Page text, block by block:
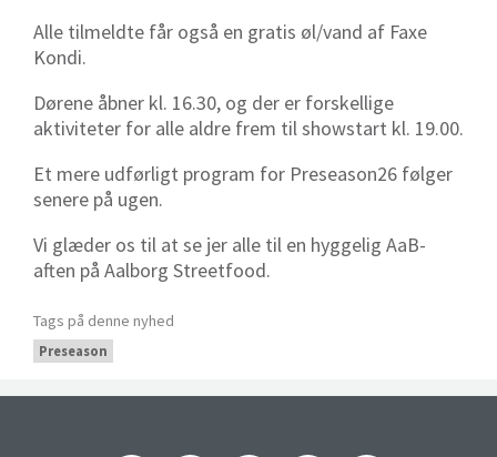
Alle tilmeldte får også en gratis øl/vand af Faxe
Kondi.
Dørene åbner kl. 16.30, og der er forskellige
aktiviteter for alle aldre frem til showstart kl. 19.00.
Et mere udførligt program for Preseason26 følger
senere på ugen.
Vi glæder os til at se jer alle til en hyggelig AaB-
aften på Aalborg Streetfood.
Tags på denne nyhed
Preseason